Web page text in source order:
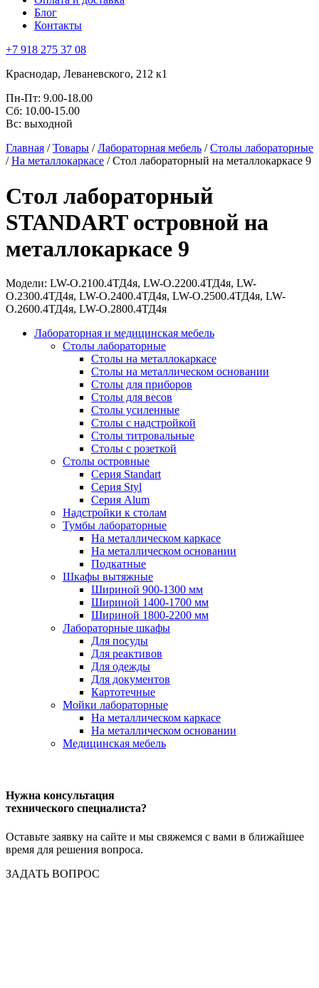
Блог
Контакты
+7 918 275 37 08
Краснодар, Леваневского, 212 к1
Пн-Пт: 9.00-18.00
Сб: 10.00-15.00
Вс: выходной
Главная /Товары /Лабораторная мебель /Столы лабораторные
/На металлокаркасе /Стол лабораторный на металлокаркасе 9
Стол лабораторный
STANDART островной на
металлокаркасе 9
Модели: LW-О.2100.4ТД4я, LW-О.2200.4ТД4я, LW-
О.2300.4ТД4я, LW-О.2400.4ТД4я, LW-О.2500.4ТД4я, LW-
О.2600.4ТД4я, LW-О.2800.4ТД4я
Лабораторная и медицинская мебель
Столы лабораторные
Столы на металлокаркасе
Столы на металлическом основании
Столы для приборов
Столы для весов
Столы усиленные
Столы с надстройкой
Столы титровальные
Столы с розеткой
Столы островные
Серия Standart
Серия Styl
Серия Alum
Надстройки к столам
Тумбы лабораторные
На металлическом каркасе
На металлическом основании
Подкатные
Шкафы вытяжные
Шириной 900-1300 мм
Шириной 1400-1700 мм
Шириной 1800-2200 мм
Лабораторные шкафы
Для посуды
Для реактивов
Для одежды
Для документов
Картотечные
Мойки лабораторные
На металлическом каркасе
На металлическом основании
Медицинская мебель
Нужна консультация
технического специалиста?
Оставьте заявку на сайте и мы свяжемся с вами в ближайшее
время для решения вопроса.
ЗАДАТЬ ВОПРОС